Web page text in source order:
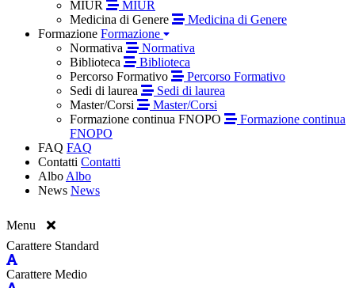
MIUR
MIUR
Medicina di Genere
Medicina di Genere
Formazione Formazione
Normativa
Normativa
Biblioteca
Biblioteca
Percorso Formativo
Percorso Formativo
Sedi di laurea
Sedi di laurea
Master/Corsi
Master/Corsi
Formazione continua FNOPO
Formazione continua
FNOPO
FAQ FAQ
Contatti Contatti
Albo Albo
News News
Menu
Carattere Standard
Carattere Medio